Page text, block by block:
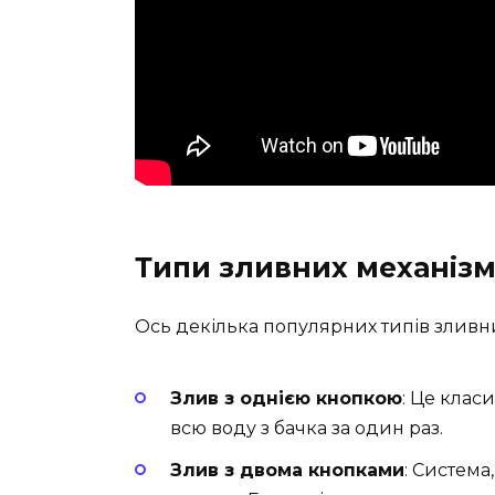
Типи зливних
Ось декілька популярних типів
Злив з однією кнопкою: Це
всю воду з бачка за один раз.
Злив з двома кнопками: